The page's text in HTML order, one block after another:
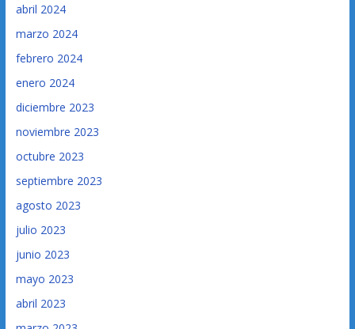
abril 2024
marzo 2024
febrero 2024
enero 2024
diciembre 2023
noviembre 2023
octubre 2023
septiembre 2023
agosto 2023
julio 2023
junio 2023
mayo 2023
abril 2023